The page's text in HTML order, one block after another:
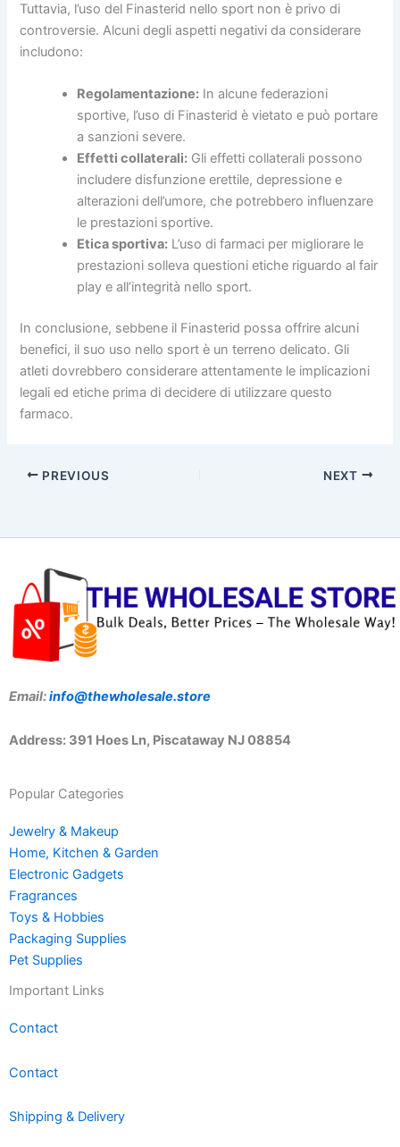
Tuttavia, l’uso del Finasterid nello sport non è privo di
controversie. Alcuni degli aspetti negativi da considerare
includono:
Regolamentazione: In alcune federazioni
sportive, l’uso di Finasterid è vietato e può portare
a sanzioni severe.
Effetti collaterali: Gli effetti collaterali possono
includere disfunzione erettile, depressione e
alterazioni dell’umore, che potrebbero influenzare
le prestazioni sportive.
Etica sportiva: L’uso di farmaci per migliorare le
prestazioni solleva questioni etiche riguardo al fair
play e all’integrità nello sport.
In conclusione, sebbene il Finasterid possa offrire alcuni
benefici, il suo uso nello sport è un terreno delicato. Gli
atleti dovrebbero considerare attentamente le implicazioni
legali ed etiche prima di decidere di utilizzare questo
farmaco.
PREVIOUS NEXT
Email:info@thewholesale.store
Address: 391 Hoes Ln, Piscataway NJ 08854
Popular Categories
Jewelry & Makeup
Home, Kitchen & Garden
Electronic Gadgets
Fragrances
Toys & Hobbies
Packaging Supplies
Pet Supplies
Important Links
Contact
Contact
Shipping & Delivery